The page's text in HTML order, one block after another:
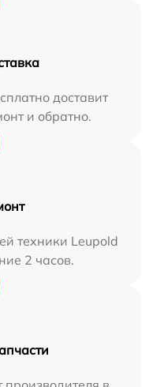
доставит
и обратно.
техники Leupold
2 часов.